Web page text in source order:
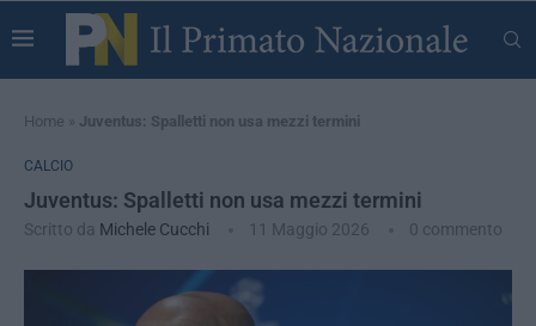
Home » Juventus: Spalletti non usa mezzi termini
CALCIO
Juventus: Spalletti non usa mezzi termini
Scritto da Michele Cucchi 11 Maggio 2026 0 commento